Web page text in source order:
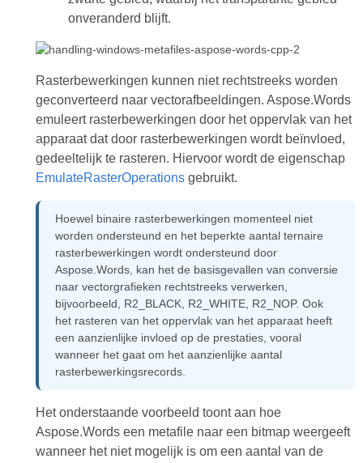
onveranderd blijft.
Rasterbewerkingen kunnen niet rechtstreeks worden
geconverteerd naar vectorafbeeldingen. Aspose.Words
emuleert rasterbewerkingen door het oppervlak van het
apparaat dat door rasterbewerkingen wordt beïnvloed,
gedeeltelijk te rasteren. Hiervoor wordt de eigenschap
EmulateRasterOperationsgebruikt.
Hoewel binaire rasterbewerkingen momenteel niet
worden ondersteund en het beperkte aantal ternaire
rasterbewerkingen wordt ondersteund door
Aspose.Words, kan het de basisgevallen van conversie
naar vectorgrafieken rechtstreeks verwerken,
bijvoorbeeld, R2_BLACK, R2_WHITE, R2_NOP. Ook
het rasteren van het oppervlak van het apparaat heeft
een aanzienlijke invloed op de prestaties, vooral
wanneer het gaat om het aanzienlijke aantal
rasterbewerkingsrecords.
Het onderstaande voorbeeld toont aan hoe
Aspose.Words een metafile naar een bitmap weergeeft
wanneer het niet mogelijk is om een aantal van de